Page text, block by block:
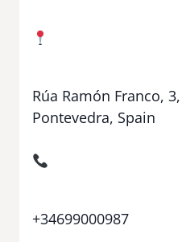
Rúa Ramón Franco,
Pontevedra, Spain
+34699000987